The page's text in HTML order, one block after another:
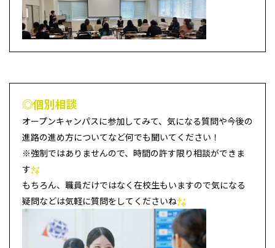
◎個別相談
オープンキャンパスに参加してみて、気になる質問や今後の
進路の進め方についてなど何でも聞いてください！
※強制ではありませんので、時間の許す限り相談ができま
す
もちろん、職員だけではなく在校生もいますので気になる
疑問などは気軽に質問をしてくださいね